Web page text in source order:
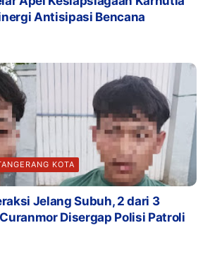
Antisipasi Bencana
KOTA
Jelang Subuh, 2 dari 3
Disergap Polisi Patroli